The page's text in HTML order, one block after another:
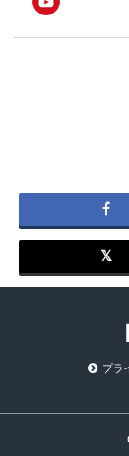
プラ